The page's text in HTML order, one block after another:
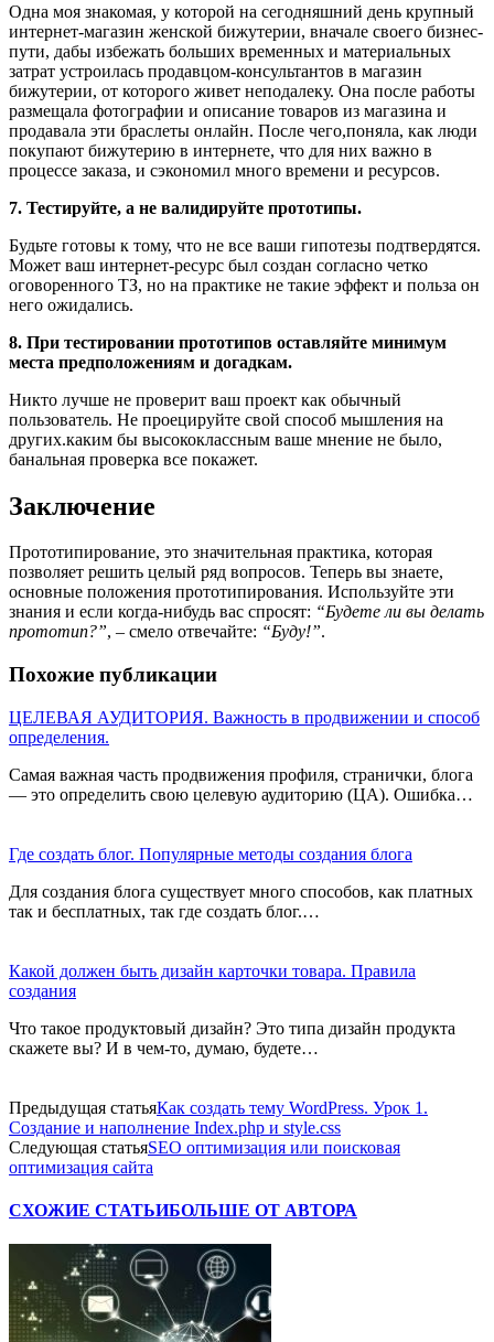
Одна моя знакомая, у которой на сегодняшний день крупный
интернет-магазин женской бижутерии, вначале своего бизнес-
пути, дабы избежать больших временных и материальных
затрат устроилась продавцом-консультантов в магазин
бижутерии, от которого живет неподалеку. Она после работы
размещала фотографии и описание товаров из магазина и
продавала эти браслеты онлайн. После чего,поняла, как люди
покупают бижутерию в интернете, что для них важно в
процессе заказа, и сэкономил много времени и ресурсов.
7. Тестируйте, а не валидируйте прототипы.
Будьте готовы к тому, что не все ваши гипотезы подтвердятся.
Может ваш интернет-ресурс был создан согласно четко
оговоренного ТЗ, но на практике не такие эффект и польза он
него ожидались.
8. При тестировании прототипов оставляйте минимум
места предположениям и догадкам.
Никто лучше не проверит ваш проект как обычный
пользователь. Не проецируйте свой способ мышления на
других.каким бы высококлассным ваше мнение не было,
банальная проверка все покажет.
Заключение
Прототипирование, это значительная практика, которая
позволяет решить целый ряд вопросов. Теперь вы знаете,
основные положения прототипирования. Используйте эти
знания и если когда-нибудь вас спросят: “Будете ли вы делать
прототип?”, – смело отвечайте: “Буду!”.
Похожие публикации
ЦЕЛЕВАЯ АУДИТОРИЯ. Важность в продвижении и способ
определения.
Самая важная часть продвижения профиля, странички, блога
— это определить свою целевую аудиторию (ЦА). Ошибка…
Где создать блог. Популярные методы создания блога
Для создания блога существует много способов, как платных
так и бесплатных, так где создать блог.…
Какой должен быть дизайн карточки товара. Правила
создания
Что такое продуктовый дизайн? Это типа дизайн продукта
скажете вы? И в чем-то, думаю, будете…
Предыдущая статьяКак создать тему WordPress. Урок 1.
Создание и наполнение Index.php и style.css
Следующая статьяSEO оптимизация или поисковая
оптимизация сайта
СХОЖИЕ СТАТЬИБОЛЬШЕ ОТ АВТОРА